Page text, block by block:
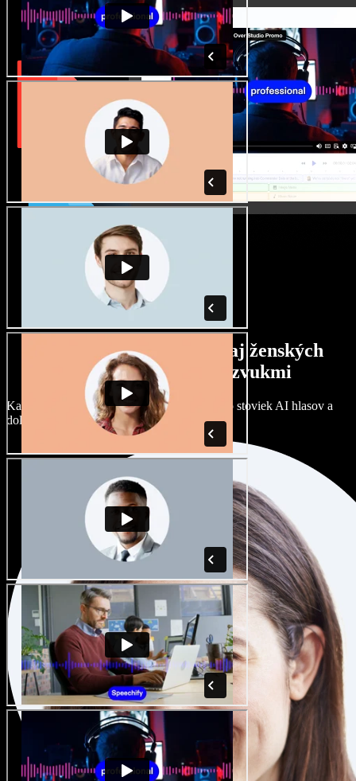
Široký výber mužských aj ženských
hlasov s rôznymi prízvukmi
Každý projekt môže znieť inak. Vyberte si zo stoviek AI hlasov a
dolaďte si ich podľa seba.